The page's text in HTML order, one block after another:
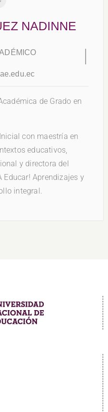
NADINNE
de Grado en
con maestría en
educativos,
y directora del
Educar! Aprendizajes y
integral.